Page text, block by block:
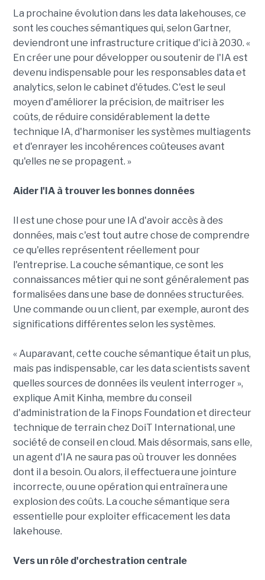
La prochaine évolution dans les data lakehouses, ce
sont les couches sémantiques qui, selon Gartner,
deviendront une infrastructure critique d'ici à 2030. «
En créer une pour développer ou soutenir de l'IA est
devenu indispensable pour les responsables data et
analytics, selon le cabinet d'études. C'est le seul
moyen d'améliorer la précision, de maîtriser les
coûts, de réduire considérablement la dette
technique IA, d'harmoniser les systèmes multiagents
et d'enrayer les incohérences coûteuses avant
qu'elles ne se propagent. »
Aider l'IA à trouver les bonnes données
Il est une chose pour une IA d'avoir accès à des
données, mais c'est tout autre chose de comprendre
ce qu'elles représentent réellement pour
l'entreprise. La couche sémantique, ce sont les
connaissances métier qui ne sont généralement pas
formalisées dans une base de données structurées.
Une commande ou un client, par exemple, auront des
significations différentes selon les systèmes.
« Auparavant, cette couche sémantique était un plus,
mais pas indispensable, car les data scientists savent
quelles sources de données ils veulent interroger »,
explique Amit Kinha, membre du conseil
d'administration de la Finops Foundation et directeur
technique de terrain chez DoiT International, une
société de conseil en cloud. Mais désormais, sans elle,
un agent d'IA ne saura pas où trouver les données
dont il a besoin. Ou alors, il effectuera une jointure
incorrecte, ou une opération qui entraînera une
explosion des coûts. La couche sémantique sera
essentielle pour exploiter efficacement les data
lakehouse.
Vers un rôle d'orchestration centrale